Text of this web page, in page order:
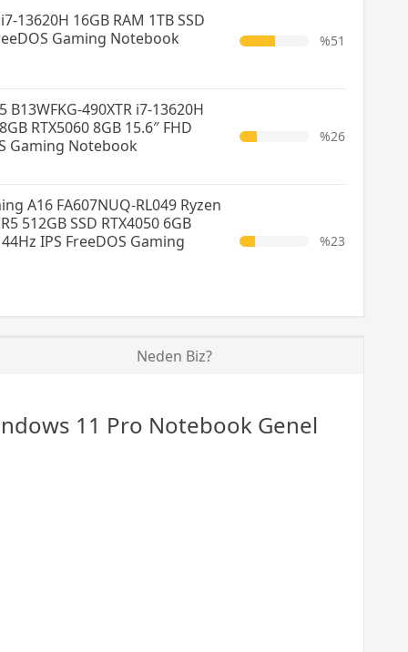
13620H 16GB RAM 1TB SSD
Gaming Notebook
%51
B13WFKG-490XTR i7-13620H
RTX5060 8GB 15.6″ FHD
Gaming Notebook
%26
A16 FA607NUQ-RL049 Ryzen
512GB SSD RTX4050 6GB
IPS FreeDOS Gaming
%23
Neden Biz?
11 Pro Notebook Genel